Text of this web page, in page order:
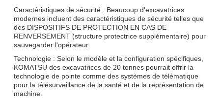
Caractéristiques de sécurité : Beaucoup d'excavatrices
modernes incluent des caractéristiques de sécurité telles que
des DISPOSITIFS DE PROTECTION EN CAS DE
RENVERSEMENT (structure protectrice supplémentaire) pour
sauvegarder l'opérateur.
Technologie : Selon le modèle et la configuration spécifiques,
KOMATSU des excavatrices de 20 tonnes pourrait offrir la
technologie de pointe comme des systèmes de télématique
pour la télésurveillance de la santé et de la représentation de
machine.